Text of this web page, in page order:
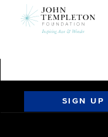
SIGN UP